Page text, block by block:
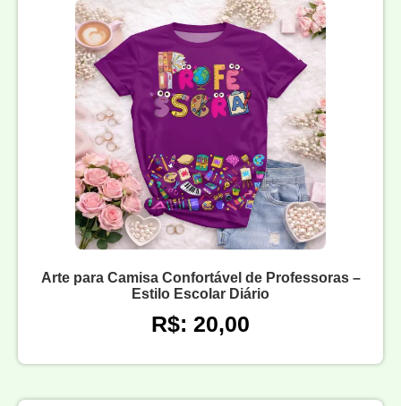
Arte para Camisa Confortável de Professoras –
Estilo Escolar Diário
R$: 20,00